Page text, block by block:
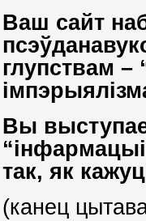
Ваш сайт
глупствам –
Вы
так,як
(канец